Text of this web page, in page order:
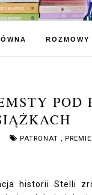
POD
PATRONAT ,
historii Stelli